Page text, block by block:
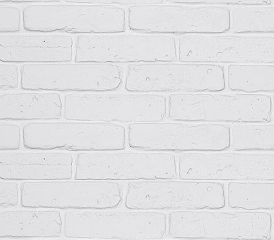
Группа условий эксплуатации в части воздействия
механических факторов внешней среды
М3
Окружающая среда
Рабочее положение
Глубина, мм
Вес, кг 5…150
Срок службы, лет